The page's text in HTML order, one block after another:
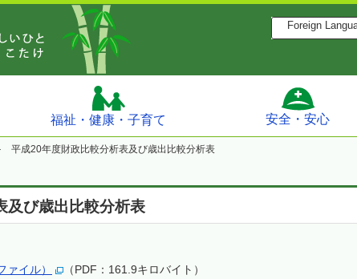
Foreign
福祉・健康・子育て 安全・安心
平成20年度財政比較分析表及び歳出比較分析表
及び歳出比較分析表
イル）
（PDF：161.9キロバイト）